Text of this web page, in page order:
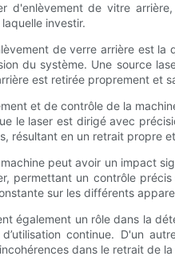
d'enlèvement de vitre
investir.
de verre arrière est
du système. Une source
est retirée proprement et
et de contrôle de la
le laser est dirigé avec
résultant en un retrait propre
peut avoir un impact
permettant un contrôle
sur les différents
également un rôle dans la
continue. D'un
dans le retrait de